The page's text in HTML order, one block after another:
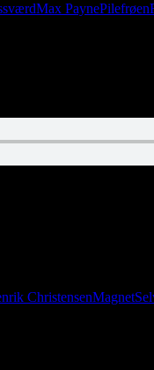
Max PaynePilefrøen
ChristensenMagnet